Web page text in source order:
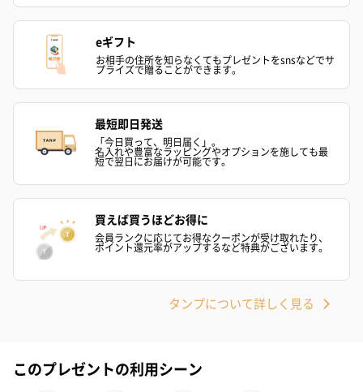
eギフト
お相手の住所を知らなくてもプレゼントをsnsなどでサ
プライズで贈ることができます。
最短即日発送
「今日買って、明日届く」。
名入れや豊富なラッピングやオプションを施しても最
短で翌日にお届けが可能です。
買えば買うほどお得に
会員ランクに応じてお得なクーポンが受け取れたり、
ポイント還元率がアップするなど特典がございます。
タンプについて詳しく見る
このプレゼントの利用シーン